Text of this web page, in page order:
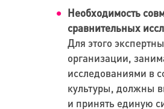
Необходимость
сравнительных
Для этого
организации,
исследованиями в
культуры, должны
и принять единую